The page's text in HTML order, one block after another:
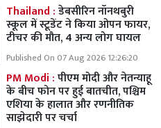
Thailand :डेबसीरिन नॉनथबुरी
स्कूल में स्टूडेंट ने किया ओपन फायर,
टीचर की मौत, 4 अन्य लोग घायल
Published On 07 Aug 2026 12:26:20
PM Modi :पीएम मोदी और नेतन्याहू
के बीच फोन पर हुई बातचीत, पश्चिम
एशिया के हालात और रणनीतिक
साझेदारी पर चर्चा